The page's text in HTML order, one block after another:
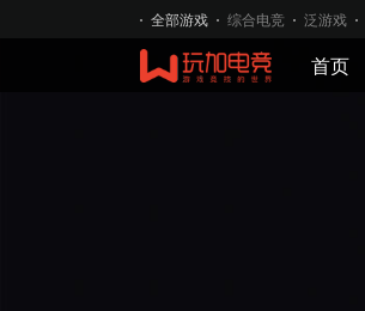
全部游戏 综合电竞 泛游戏
首页